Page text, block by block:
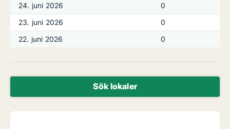
24. juni 2026
0
23. juni 2026
0
22. juni 2026
0
Sök lokaler